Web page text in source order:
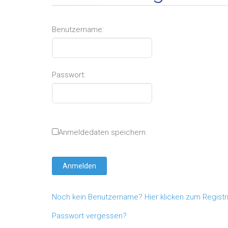
Benutzername:
Passwort:
Anmeldedaten speichern.
Noch kein Benutzername? Hier klicken zum
Passwort vergessen?